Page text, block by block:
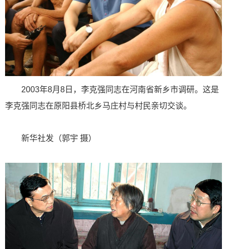
2003年8月8日，李克强同志在河南省新乡市调研。这是
李克强同志在原阳县桥北乡马庄村与村民亲切交谈。
新华社发（郭宇 摄）